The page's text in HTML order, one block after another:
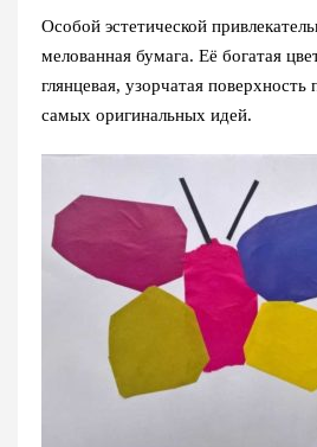
Особой эстетической
мелованная бумага. Её богатая
глянцевая, узорчатая
самых оригинальных идей.